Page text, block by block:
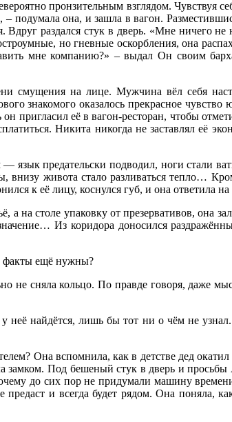
пронзительным взглядом. Чувствуя
подумала она, и зашла в вагон.
Вдруг раздался стук в дверь. «Мне ничего
но гневные оскорбления, она
мне компанию?» – выдал Он своим
смущения на лице. Мужчина вёл себя
знакомого оказалось прекрасное
пригласил её в вагон-ресторан, чтобы
Никита никогда не заставлял её
предательски подводил, ноги стали
внизу живота стало разливаться тепло…
к её лицу, коснулся губ, и она ответила
а на столе упаковку от презервативов, она
Из коридора доносился
факты ещё нужны?
не сняла кольцо. По правде говоря, даже
найдётся, лишь бы тот ни о чём не узнал.
Она вспомнила, как в детстве дед
Под бешеный стук в дверь и просьбы
до сих пор не придумали машину
и всегда будет рядом. Она поняла,